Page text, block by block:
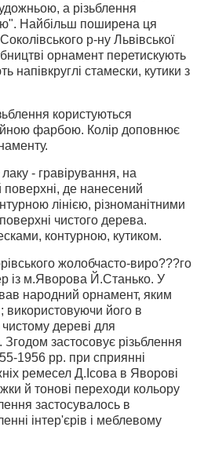
а різьблення
Найбільш поширена ця
р-ну Львівської
орнамент перетискують
напівкруглі стамески, кутики з
користуються
фарбою. Колір доповнює
- гравірування, на
поверхні, де нанесений
лінією, різноманітними
чистого дерева.
контурною, кутиком.
жолобчасто-виро???го
із м.Яворова Й.Станько. У
народний орнамент, яким
використовуючи його в
дереві для
застосовує різьблення
1956 рр. при сприянні
ремесел Д.Ісова в Яворові
й тонові переходи кольору
застосувалось в
інтер'єрів і меблевому